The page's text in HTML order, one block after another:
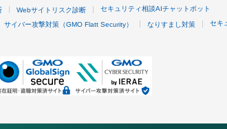
Webサイトリスク診断 セキュリティ相談AIチャットボット
サイバー攻撃対策（GMO Flatt Security） なりすまし対策 セキ